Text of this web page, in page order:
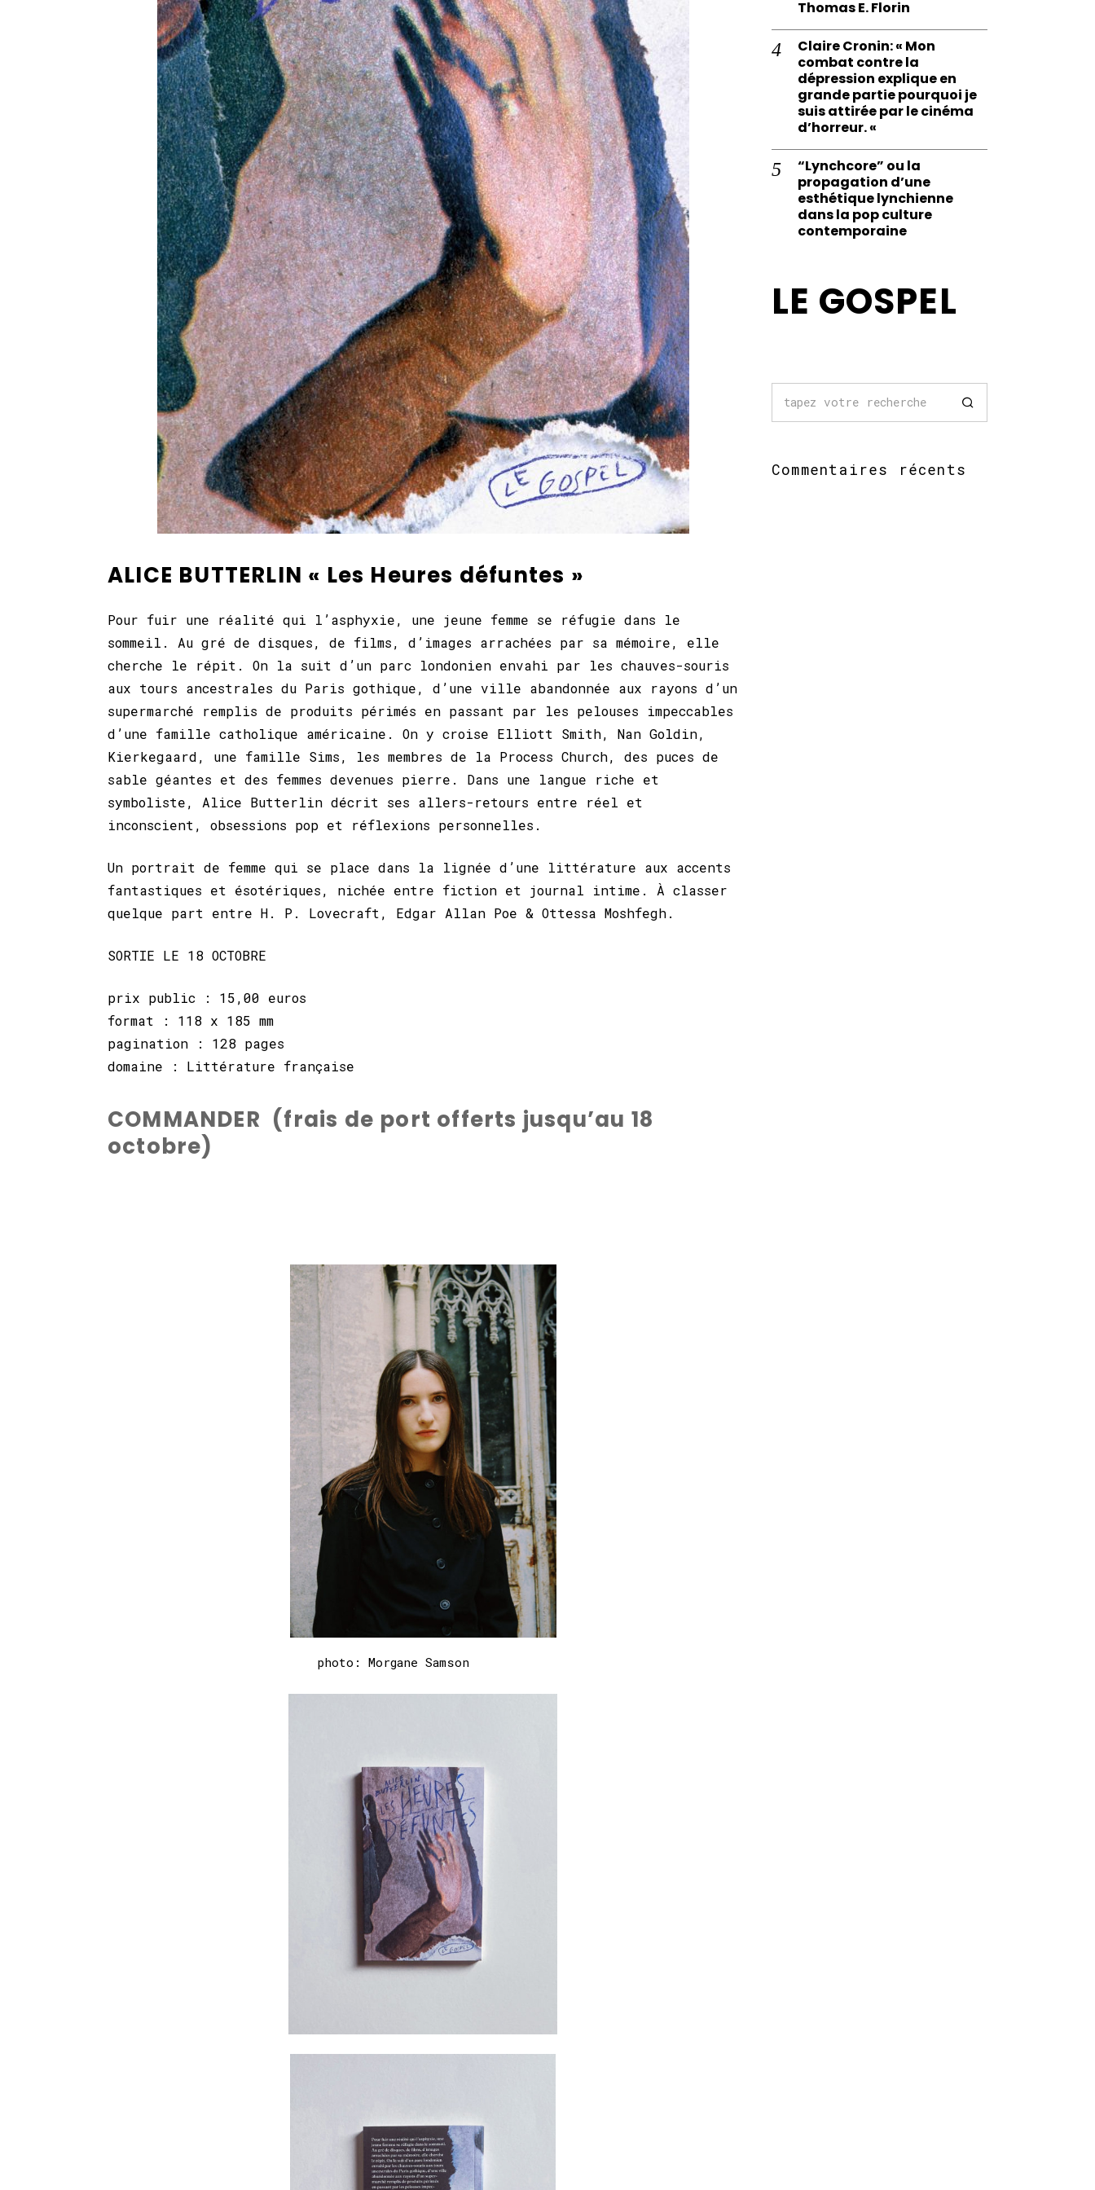
ALICE BUTTERLIN « Les Heures défuntes »
Pour fuir une réalité qui l’asphyxie, une jeune femme se réfugie dans le
sommeil. Au gré de disques, de films, d’images arrachées par sa mémoire, elle
cherche le répit. On la suit d’un parc londonien envahi par les chauves-souris
aux tours ancestrales du Paris gothique, d’une ville abandonnée aux rayons d’un
supermarché remplis de produits périmés en passant par les pelouses impeccables
d’une famille catholique américaine. On y croise Elliott Smith, Nan Goldin,
Kierkegaard, une famille Sims, les membres de la Process Church, des puces de
sable géantes et des femmes devenues pierre. Dans une langue riche et
symboliste, Alice Butterlin décrit ses allers-retours entre réel et
inconscient, obsessions pop et réflexions personnelles.
Un portrait de femme qui se place dans la lignée d’une littérature aux accents
fantastiques et ésotériques, nichée entre fiction et journal intime. À classer
quelque part entre H. P. Lovecraft, Edgar Allan Poe & Ottessa Moshfegh.
SORTIE LE 18 OCTOBRE
prix public : 15,00 euros
format : 118 x 185 mm
pagination : 128 pages
domaine : Littérature française
COMMANDER (frais de port offerts jusqu’au 18
octobre)
photo: Morgane Samson
Thomas E. Florin
Claire Cronin: « Mon
combat contre la
dépression explique en
grande partie pourquoi je
suis attirée par le cinéma
d’horreur. «
“Lynchcore” ou la
propagation d’une
esthétique lynchienne
dans la pop culture
contemporaine
LE GOSPEL
Commentaires récents